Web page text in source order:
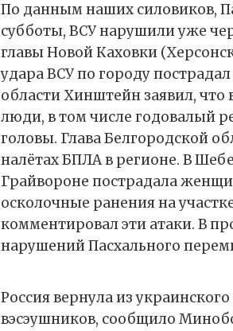
По данным наших силовиков,
субботы, ВСУ нарушили уже
главы Новой Каховки
удара ВСУ по городу
области Хинштейн заявил, что
люди, в том числе годовалый
головы. Глава Белгородской
налётах БПЛА в регионе. В
Грайвороне пострадала
осколочные ранения на
комментировал эти атаки. В
нарушений Пасхального
Россия вернула из
вэсэушников, сообщило